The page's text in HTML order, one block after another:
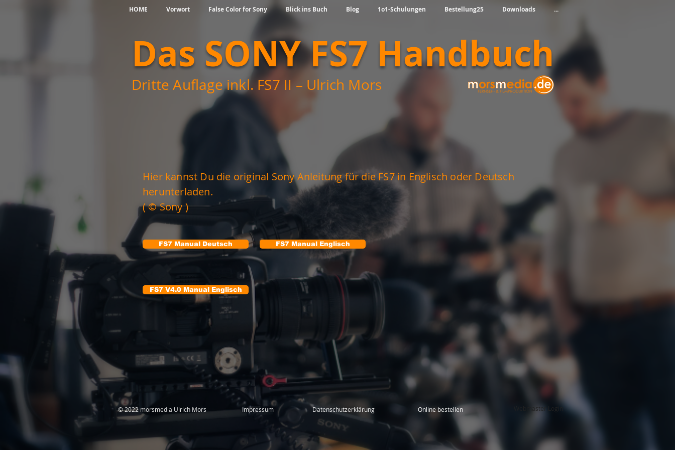
HOME Vorwort False Color for Sony Blick ins Buch Blog 1o1-Schulungen Bestellung25 Downloads ...
Dritte Auflage inkl. FS7 II – Ulrich Mors
Das SONY FS7 Handbuch
Hier kannst Du die original Sony Anleitung für die FS7 in Englisch oder Deutsch
herunterladen.
( © Sony )
FS7 Manual Deutsch FS7 Manual Englisch
FS7 V4.0 Manual Englisch
© 2022 morsmedia Ulrich Mors Impressum Datenschutzerklärung Online bestellen Webmaster Login